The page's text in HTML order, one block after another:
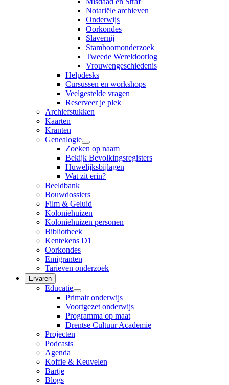
Notariële archieven
Onderwijs
Oorkondes
Slavernij
Stamboomonderzoek
Tweede Wereldoorlog
Vrouwengeschiedenis
Helpdesks
Cursussen en workshops
Veelgestelde vragen
Reserveer je plek
Archiefstukken
Kaarten
Kranten
Genealogie
Zoeken op naam
Bekijk Bevolkingsregisters
Huwelijksbijlagen
Wat zit erin?
Beeldbank
Bouwdossiers
Film & Geluid
Koloniehuizen
Koloniehuizen personen
Bibliotheek
Kentekens D1
Oorkondes
Emigranten
Tarieven onderzoek
Ervaren
Educatie
Primair onderwijs
Voortgezet onderwijs
Programma op maat
Drentse Cultuur Academie
Projecten
Podcasts
Agenda
Koffie & Keuvelen
Bartje
Blogs